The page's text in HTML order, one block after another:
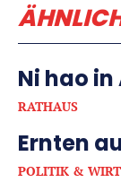
Ni hao
RATHAUS
Ernten
POLITIK &